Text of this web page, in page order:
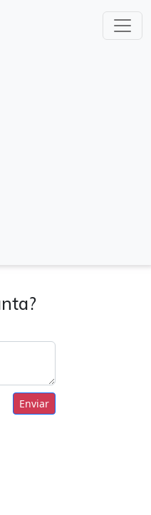
Enviar